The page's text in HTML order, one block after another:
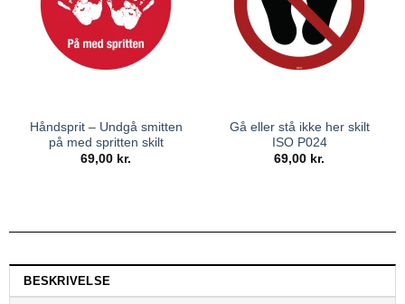
Håndsprit – Undgå smitten
på med spritten skilt
69,00 kr.
Gå eller stå ikke her skilt
ISO P024
69,00 kr.
BESKRIVELSE